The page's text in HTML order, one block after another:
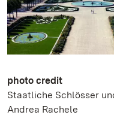
photo credit
Staatliche Schlösser
Andrea Rachele